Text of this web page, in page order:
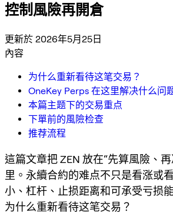
控制風險再開倉
更新於 2026年5月25日
內容
为什么重新看待这笔交易？
OneKey Perps 在这里解决什么问
本篇主题下的交易重点
下單前的風險检查
推荐流程
這篇文章把 ZEN 放在“先算風險、
里。永續合約的难点不只是看涨或
小、杠杆、止损距离和可承受亏损
为什么重新看待这笔交易？